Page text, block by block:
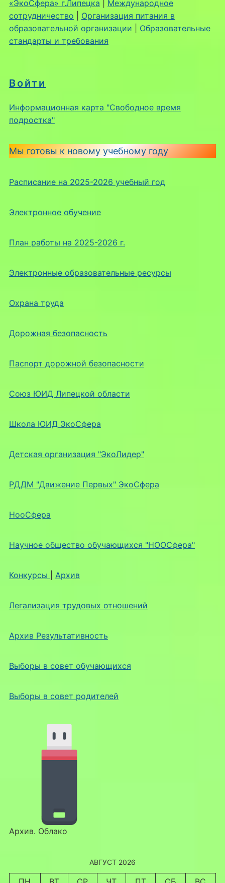
Войти
Информационная карта "Свободное время
подростка"
Мы готовы к новому учебному году
Расписание на 2025-2026 учебный год
Электронное обучение
План работы на 2025-2026 г.
Электронные образовательные ресурсы
Охрана труда
Дорожная безопасность
Паспорт дорожной безопасности
Союз ЮИД Липецкой области
Школа ЮИД ЭкоСфера
Детская организация "ЭкоЛидер"
РДДМ "Движение Первых" ЭкоСфера
НооСфера
Научное общество обучающихся "НООСфера"
Конкурсы Архив
Легализация трудовых отношений
Архив Результативность
Выборы в совет обучающихся
Выборы в совет родителей
Архив. Облако
АВГУСТ 2026
«ЭкоСфера» г.Липецка
Международное
сотрудничество
Организация питания в
образовательной организации
Образовательные
стандарты и требования